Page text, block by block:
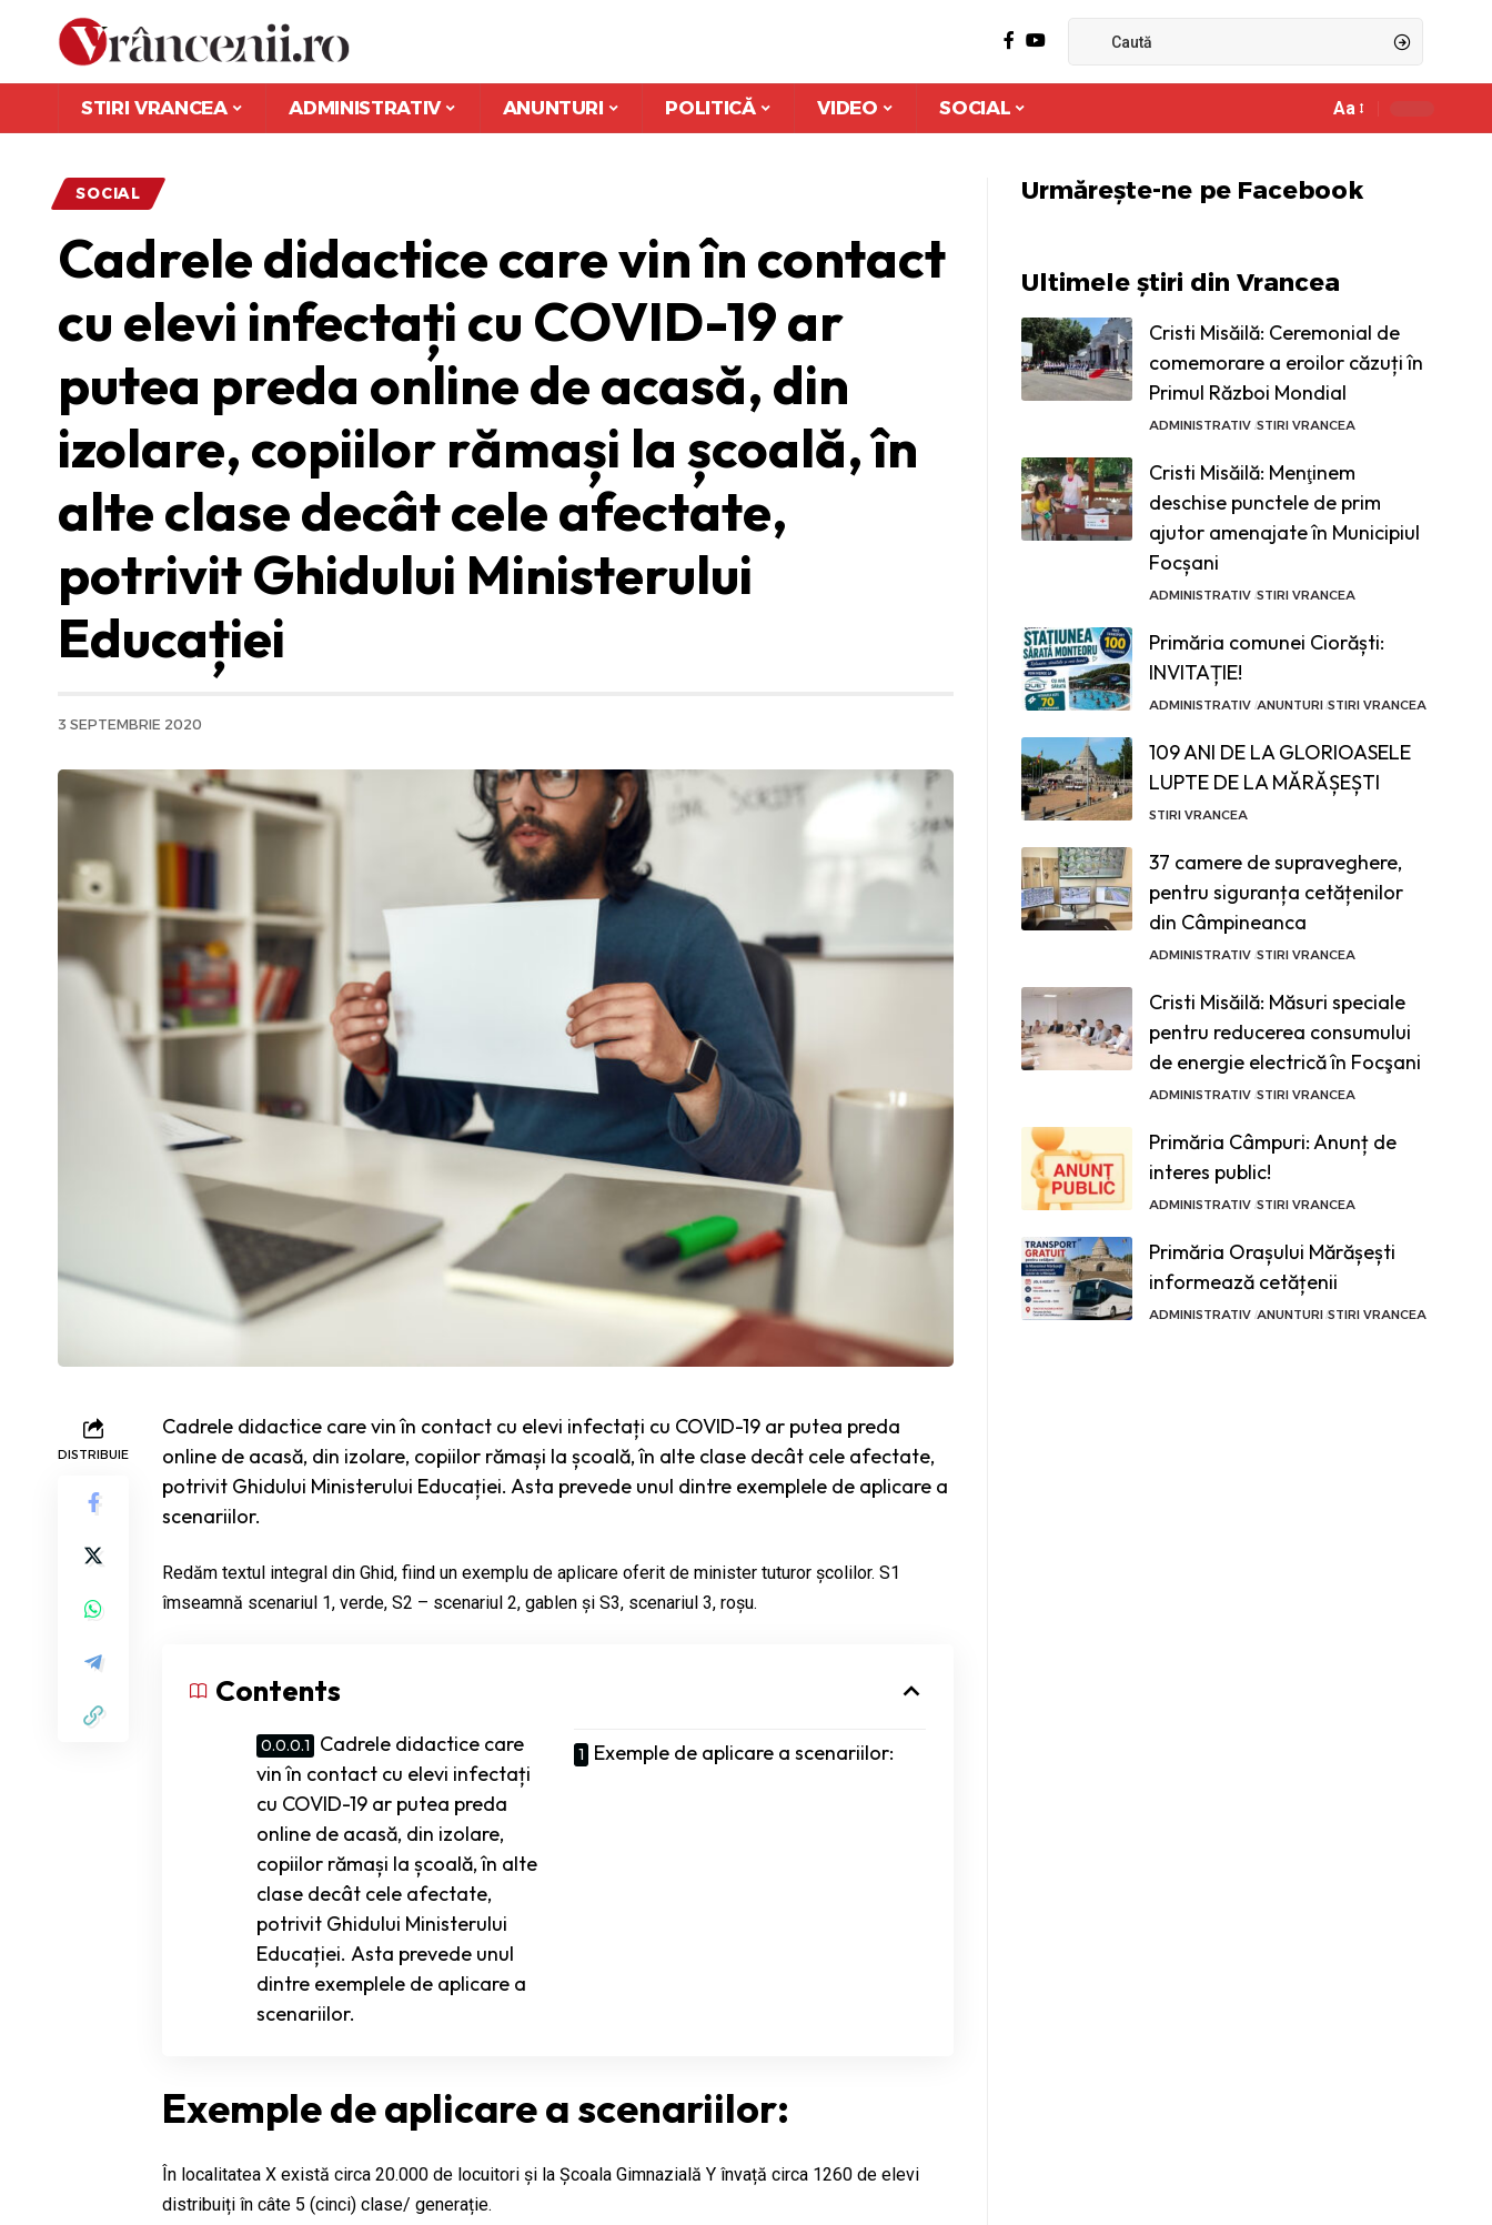
STIRI VRANCEA ADMINISTRATIV ANUNTURI POLITICĂ VIDEO SOCIAL
Ajustor
font
Aa
SOCIAL
Cadrele didactice care vin în contact
cu elevi infectați cu COVID-19 ar
putea preda online de acasă, din
izolare, copiilor rămași la școală, în
alte clase decât cele afectate,
potrivit Ghidului Ministerului
Educației
3 SEPTEMBRIE 2020
DISTRIBUIE
Cadrele didactice care vin în contact cu elevi infectați cu COVID-19 ar putea preda
online de acasă, din izolare, copiilor rămași la școală, în alte clase decât cele afectate,
potrivit Ghidului Ministerului Educației. Asta prevede unul dintre exemplele de aplicare a
scenariilor.
Redăm textul integral din Ghid, fiind un exemplu de aplicare oferit de minister tuturor școlilor. S1
îmseamnă scenariul 1, verde, S2 – scenariul 2, gablen și S3, scenariul 3, roșu.
Contents
Cadrele didactice care
vin în contact cu elevi infectați
cu COVID-19 ar putea preda
online de acasă, din izolare,
copiilor rămași la școală, în alte
clase decât cele afectate,
potrivit Ghidului Ministerului
Educației. Asta prevede unul
dintre exemplele de aplicare a
scenariilor.
Exemple de aplicare a scenariilor:
Exemple de aplicare a scenariilor:
În localitatea X există circa 20.000 de locuitori și la Școala Gimnazială Y învață circa 1260 de elevi
distribuiți în câte 5 (cinci) clase/ generație.
Urmărește-ne pe Facebook
Ultimele știri din Vrancea
Cristi Misăilă: Ceremonial de
comemorare a eroilor căzuți în
Primul Război Mondial
ADMINISTRATIV STIRI VRANCEA
Cristi Misăilă: Menţinem
deschise punctele de prim
ajutor amenajate în Municipiul
Focșani
ADMINISTRATIV STIRI VRANCEA
Primăria comunei Ciorăști:
INVITAȚIE!
ADMINISTRATIV ANUNTURI STIRI VRANCEA
109 ANI DE LA GLORIOASELE
LUPTE DE LA MĂRĂȘEȘTI
STIRI VRANCEA
37 camere de supraveghere,
pentru siguranța cetățenilor
din Câmpineanca
ADMINISTRATIV STIRI VRANCEA
Cristi Misăilă: Măsuri speciale
pentru reducerea consumului
de energie electrică în Focşani
ADMINISTRATIV STIRI VRANCEA
Primăria Câmpuri: Anunț de
interes public!
ADMINISTRATIV STIRI VRANCEA
Primăria Orașului Mărășești
informează cetățenii
ADMINISTRATIV ANUNTURI STIRI VRANCEA